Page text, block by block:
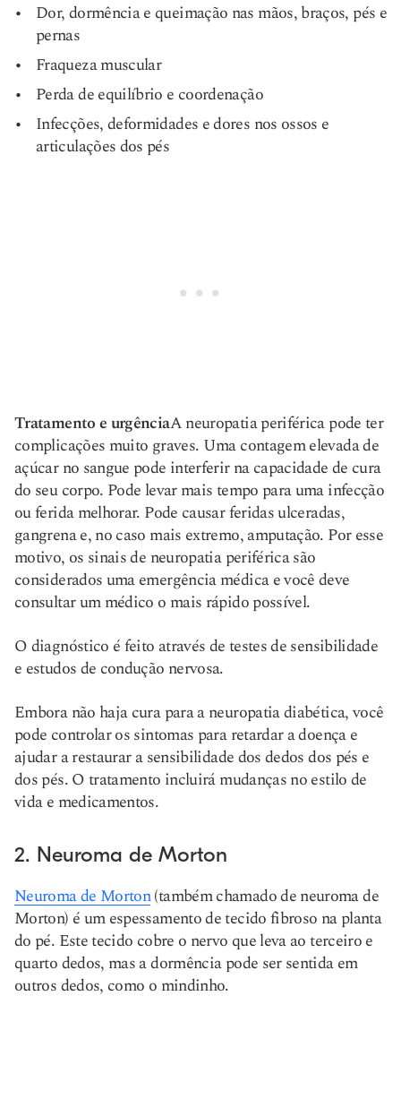
Dor, dormência e queimação nas mãos, braços, pés e
pernas
Fraqueza muscular
Perda de equilíbrio e coordenação
Infecções, deformidades e dores nos ossos e
articulações dos pés
Tratamento e urgênciaA neuropatia periférica pode ter
complicações muito graves. Uma contagem elevada de
açúcar no sangue pode interferir na capacidade de cura
do seu corpo. Pode levar mais tempo para uma infecção
ou ferida melhorar. Pode causar feridas ulceradas,
gangrena e, no caso mais extremo, amputação. Por esse
motivo, os sinais de neuropatia periférica são
considerados uma emergência médica e você deve
consultar um médico o mais rápido possível.
O diagnóstico é feito através de testes de sensibilidade
e estudos de condução nervosa.
Embora não haja cura para a neuropatia diabética, você
pode controlar os sintomas para retardar a doença e
ajudar a restaurar a sensibilidade dos dedos dos pés e
dos pés. O tratamento incluirá mudanças no estilo de
vida e medicamentos.
2. Neuroma de Morton
Neuroma de Morton(também chamado de neuroma de
Morton) é um espessamento de tecido fibroso na planta
do pé. Este tecido cobre o nervo que leva ao terceiro e
quarto dedos, mas a dormência pode ser sentida em
outros dedos, como o mindinho.